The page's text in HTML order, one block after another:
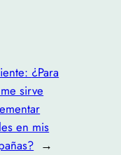
¿Para
sirve
en mis
→